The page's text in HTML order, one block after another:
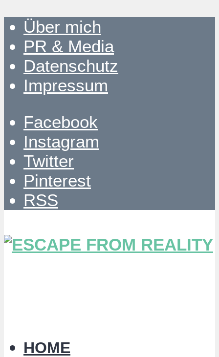
Über mich
PR & Media
Datenschutz
Impressum
Facebook
Instagram
Twitter
Pinterest
RSS
HOME